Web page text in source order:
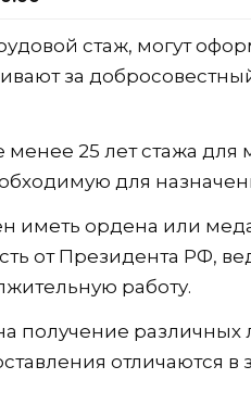
стаж, могут
за
25 лет стажа для
для
иметь ордена или
от Президента РФ,
работу.
получение различных
отличаются в